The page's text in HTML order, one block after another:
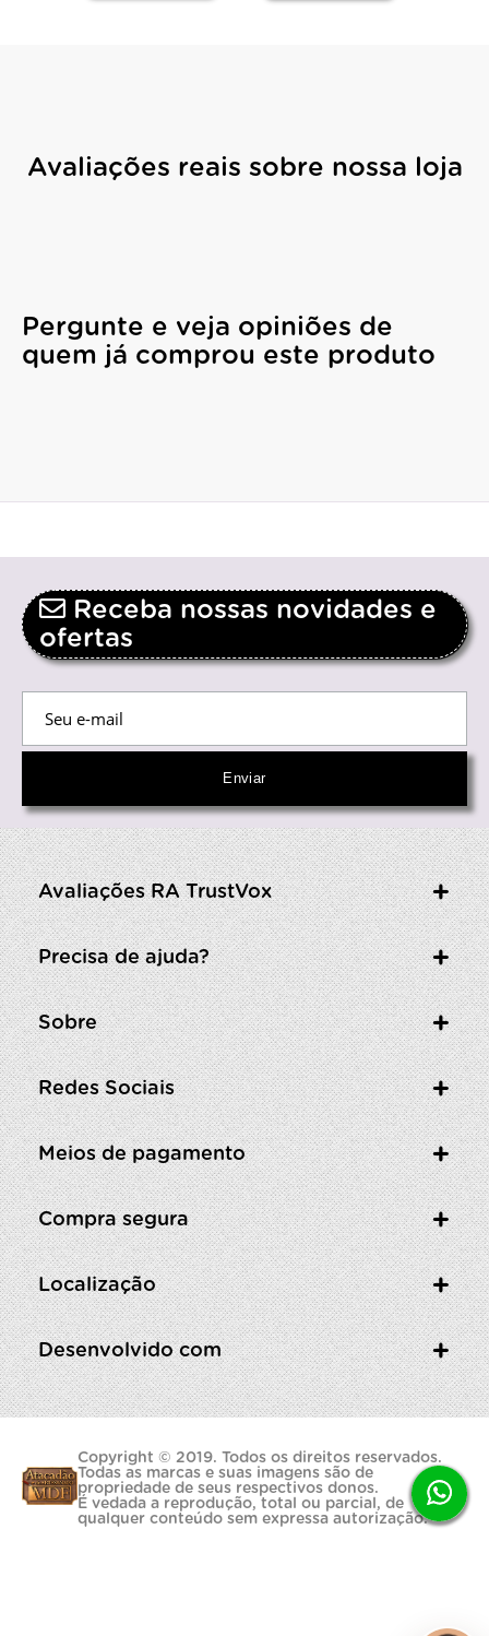
Avaliações reais sobre nossa loja
Pergunte e veja opiniões de
quem já comprou este produto
Receba nossas novidades e
ofertas
Avaliações RA TrustVox
Precisa de ajuda?
Sobre
Redes Sociais
Meios de pagamento
Compra segura
Localização
Desenvolvido com
Copyright © 2019. Todos os direitos reservados.
Todas as marcas e suas imagens são de
propriedade de seus respectivos donos.
É vedada a reprodução, total ou parcial, de
qualquer conteúdo sem expressa autorização.